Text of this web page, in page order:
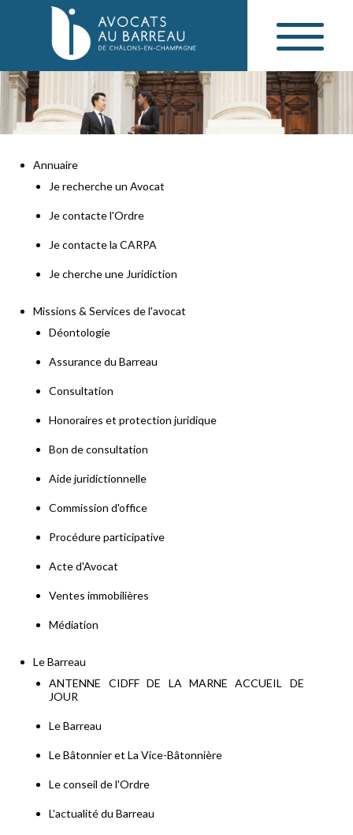
Annuaire
Je recherche un Avocat
Je contacte l'Ordre
Je contacte la CARPA
Je cherche une Juridiction
Missions & Services de l'avocat
Déontologie
Assurance du Barreau
Consultation
Honoraires et protection juridique
Bon de consultation
Aide juridictionnelle
Commission d'office
Procédure participative
Acte d'Avocat
Ventes immobilières
Médiation
Le Barreau
ANTENNE CIDFF DE LA MARNE ACCUEIL DE
JOUR
Le Barreau
Le Bâtonnier et La Vice-Bâtonnière
Le conseil de l'Ordre
L'actualité du Barreau